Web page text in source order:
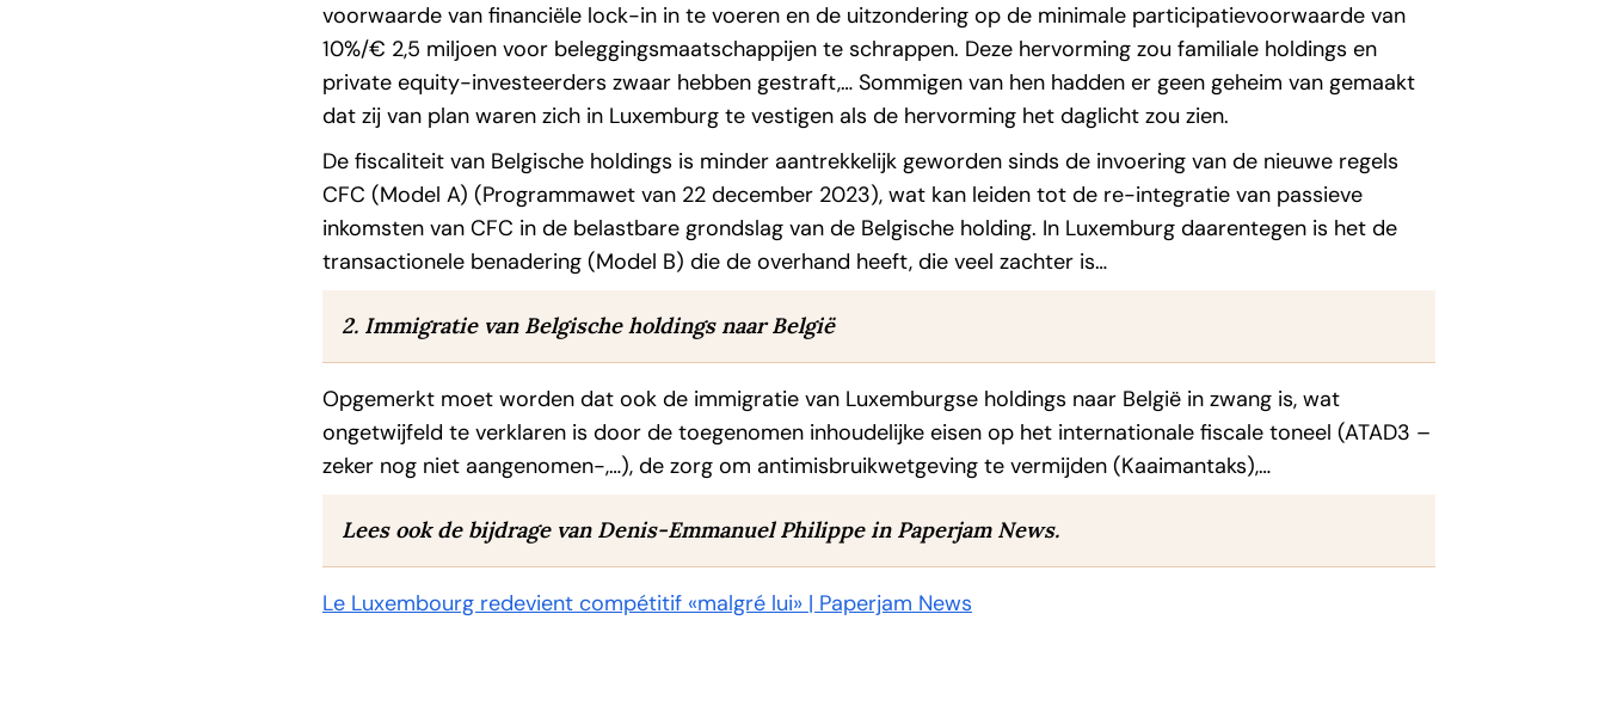
voorwaarde van financiële lock-in in te voeren en de uitzondering op de minimale participatievoorwaarde van
10%/€ 2,5 miljoen voor beleggingsmaatschappijen te schrappen. Deze hervorming zou familiale holdings en
private equity-investeerders zwaar hebben gestraft,… Sommigen van hen hadden er geen geheim van gemaakt
dat zij van plan waren zich in Luxemburg te vestigen als de hervorming het daglicht zou zien.
De fiscaliteit van Belgische holdings is minder aantrekkelijk geworden sinds de invoering van de nieuwe regels
CFC (Model A) (Programmawet van 22 december 2023), wat kan leiden tot de re-integratie van passieve
inkomsten van CFC in de belastbare grondslag van de Belgische holding. In Luxemburg daarentegen is het de
transactionele benadering (Model B) die de overhand heeft, die veel zachter is…
2️. Immigratie van Belgische holdings naar België
Opgemerkt moet worden dat ook de immigratie van Luxemburgse holdings naar België in zwang is, wat
ongetwijfeld te verklaren is door de toegenomen inhoudelijke eisen op het internationale fiscale toneel (ATAD3 –
zeker nog niet aangenomen-,…), de zorg om antimisbruikwetgeving te vermijden (Kaaimantaks),…
Lees ook de bijdrage van Denis-Emmanuel Philippe in Paperjam News.
Le Luxembourg redevient compétitif «malgré lui» | Paperjam News